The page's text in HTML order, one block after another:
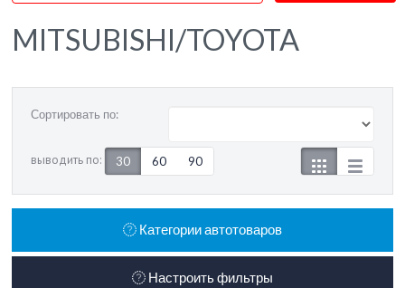
MITSUBISHI/TOYOTA
Сортировать по:
выводить по: 30 60 90
Категории автотоваров
Настроить фильтры